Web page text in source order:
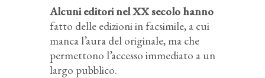
Alcuni editori nel XX secolo hanno
fatto delle edizioni in facsimile, a cui
manca l’aura del originale, ma che
permettono l’accesso immediato a un
largo pubblico.